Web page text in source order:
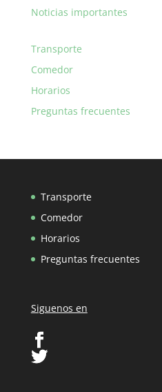
Noticias importantes
Transporte
Comedor
Horarios
Preguntas frecuentes
Transporte
Comedor
Horarios
Preguntas frecuentes
Siguenos en